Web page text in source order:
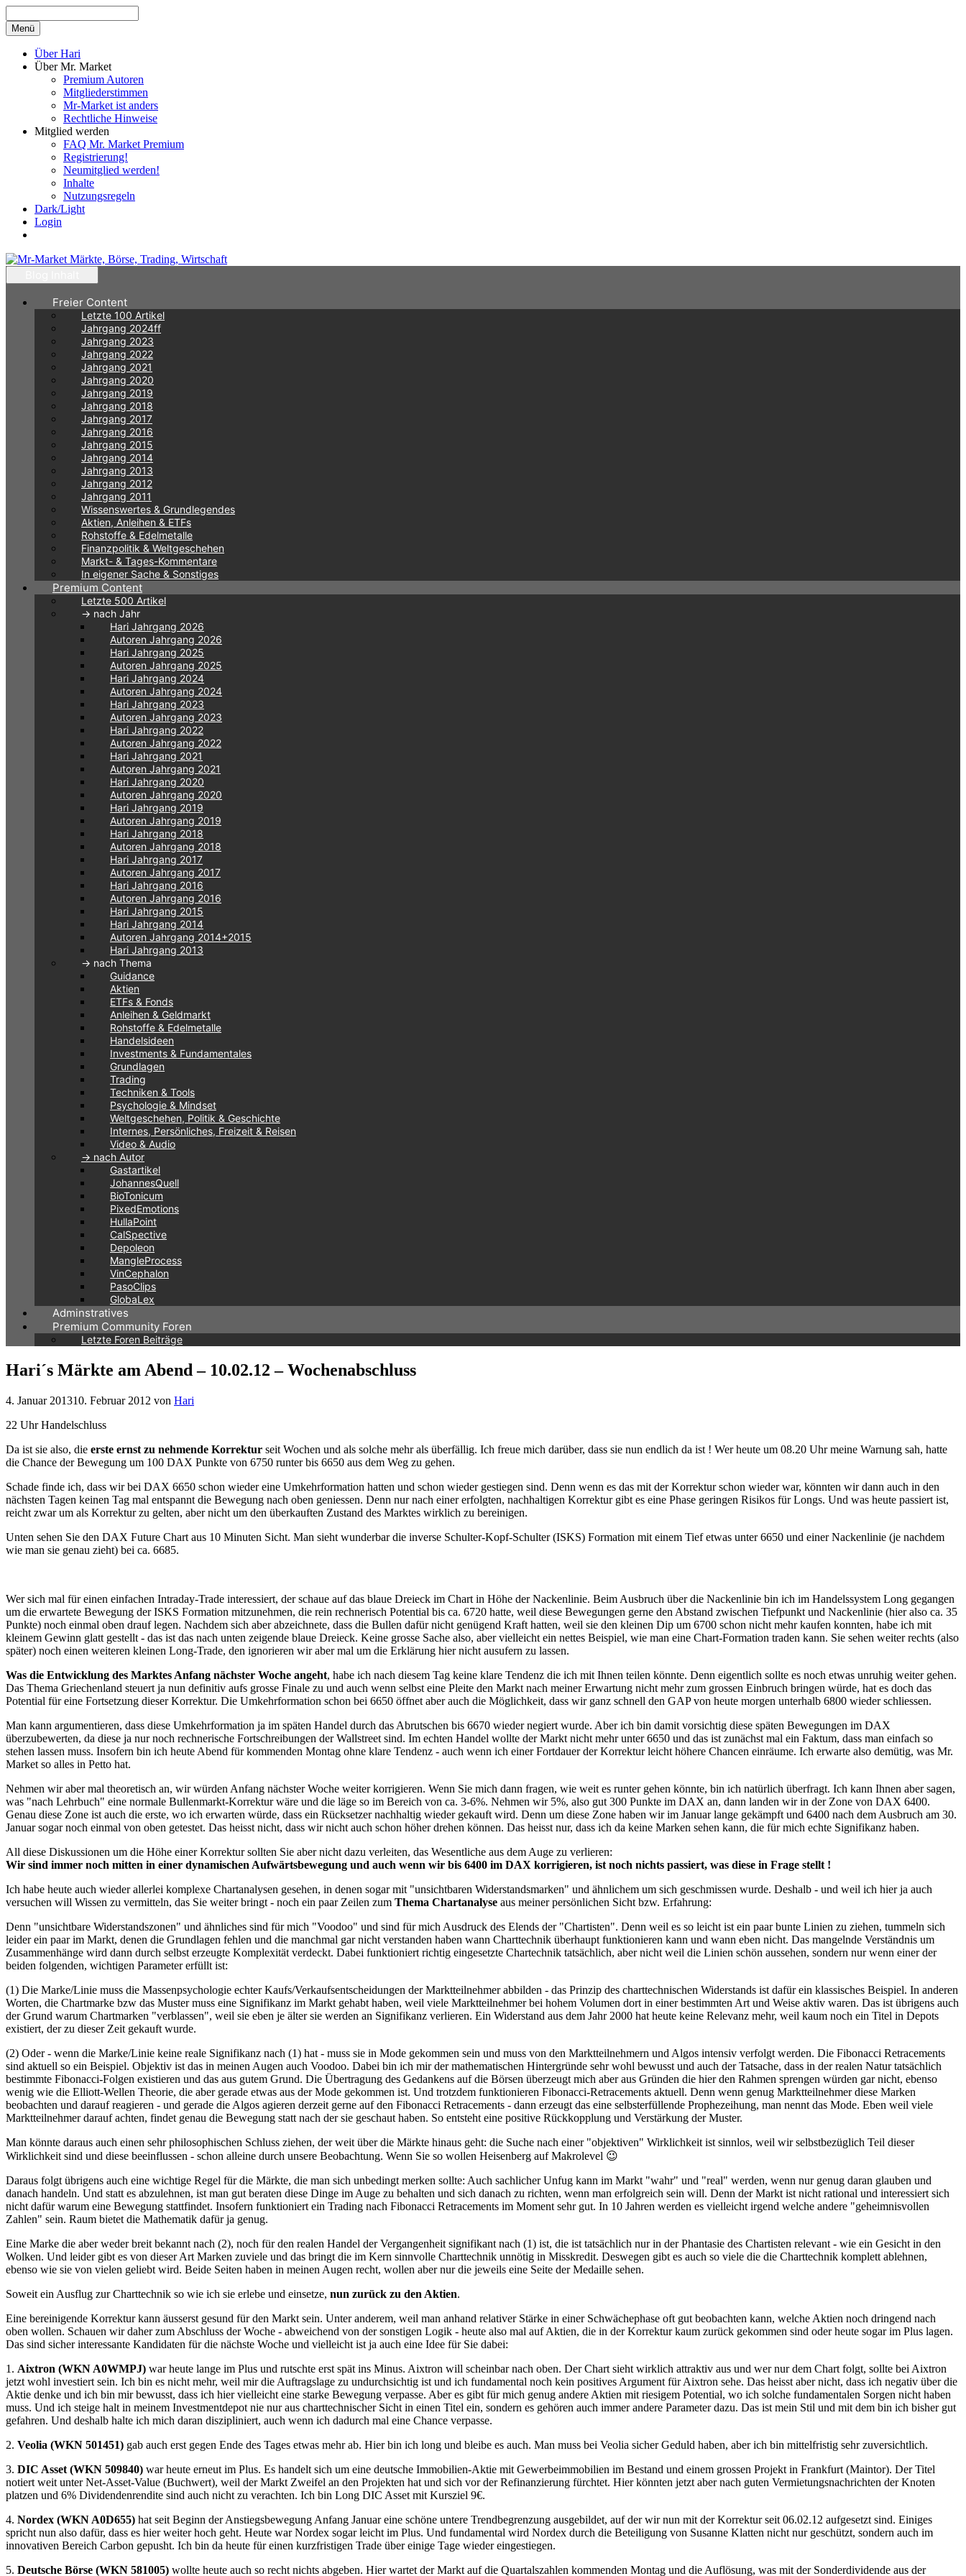
Inhalt
springen
Menü
Über Hari
Über Mr. Market
Premium Autoren
Mitgliederstimmen
Mr-Market ist anders
Rechtliche Hinweise
Mitglied werden
FAQ Mr. Market Premium
Registrierung!
Neumitglied werden!
Inhalte
Nutzungsregeln
Dark/Light
Login
Freier Content
Letzte 100 Artikel
Jahrgang 2024ff
Jahrgang 2023
Jahrgang 2022
Jahrgang 2021
Jahrgang 2020
Jahrgang 2019
Jahrgang 2018
Jahrgang 2017
Jahrgang 2016
Jahrgang 2015
Jahrgang 2014
Jahrgang 2013
Jahrgang 2012
Jahrgang 2011
Wissenswertes & Grundlegendes
Aktien, Anleihen & ETFs
Rohstoffe & Edelmetalle
Finanzpolitik & Weltgeschehen
Markt- & Tages-Kommentare
In eigener Sache & Sonstiges
Premium Content
Letzte 500 Artikel
-> nach Jahr
Hari Jahrgang 2026
Autoren Jahrgang 2026
Hari Jahrgang 2025
Autoren Jahrgang 2025
Hari Jahrgang 2024
Autoren Jahrgang 2024
Hari Jahrgang 2023
Autoren Jahrgang 2023
Hari Jahrgang 2022
Autoren Jahrgang 2022
Hari Jahrgang 2021
Autoren Jahrgang 2021
Hari Jahrgang 2020
Autoren Jahrgang 2020
Hari Jahrgang 2019
Autoren Jahrgang 2019
Hari Jahrgang 2018
Autoren Jahrgang 2018
Hari Jahrgang 2017
Autoren Jahrgang 2017
Hari Jahrgang 2016
Autoren Jahrgang 2016
Hari Jahrgang 2015
Hari Jahrgang 2014
Autoren Jahrgang 2014+2015
Hari Jahrgang 2013
-> nach Thema
Guidance
Aktien
ETFs & Fonds
Anleihen & Geldmarkt
Rohstoffe & Edelmetalle
Handelsideen
Investments & Fundamentales
Grundlagen
Trading
Techniken & Tools
Psychologie & Mindset
Weltgeschehen, Politik & Geschichte
Internes, Persönliches, Freizeit & Reisen
Video & Audio
-> nach Autor
Gastartikel
JohannesQuell
BioTonicum
PixedEmotions
HullaPoint
CalSpective
Depoleon
MangleProcess
VinCephalon
PasoClips
GlobaLex
Adminstratives
Premium Community Foren
Letzte Foren Beiträge
Hari´s Märkte am Abend – 10.02.12 – Wochenabschluss
4. Januar 201310. Februar 2012 von Hari
22 Uhr Handelschluss
Da ist sie also, die erste ernst zu nehmende Korrektur seit Wochen und als solche mehr als überfällig. Ich freue mich darüber, dass sie nun endlich da ist ! Wer heute um 08.20 Uhr meine Warnung sah, hatte
die Chance der Bewegung um 100 DAX Punkte von 6750 runter bis 6650 aus dem Weg zu gehen.
Schade finde ich, dass wir bei DAX 6650 schon wieder eine Umkehrformation hatten und schon wieder gestiegen sind. Denn wenn es das mit der Korrektur schon wieder war, könnten wir dann auch in den
nächsten Tagen keinen Tag mal entspannt die Bewegung nach oben geniessen. Denn nur nach einer erfolgten, nachhaltigen Korrektur gibt es eine Phase geringen Risikos für Longs. Und was heute passiert ist,
reicht zwar um als Korrektur zu gelten, aber nicht um den überkauften Zustand des Marktes wirklich zu bereinigen.
Unten sehen Sie den DAX Future Chart aus 10 Minuten Sicht. Man sieht wunderbar die inverse Schulter-Kopf-Schulter (ISKS) Formation mit einem Tief etwas unter 6650 und einer Nackenlinie (je nachdem
wie man sie genau zieht) bei ca. 6685.
Wer sich mal für einen einfachen Intraday-Trade interessiert, der schaue auf das blaue Dreieck im Chart in Höhe der Nackenlinie. Beim Ausbruch über die Nackenlinie bin ich im Handelssystem Long gegangen
um die erwartete Bewegung der ISKS Formation mitzunehmen, die rein rechnerisch Potential bis ca. 6720 hatte, weil diese Bewegungen gerne den Abstand zwischen Tiefpunkt und Nackenlinie (hier also ca. 35
Punkte) noch einmal oben drauf legen. Nachdem sich aber abzeichnete, dass die Bullen dafür nicht genügend Kraft hatten, weil sie den kleinen Dip um 6700 schon nicht mehr kaufen konnten, habe ich mit
kleinem Gewinn glatt gestellt - das ist das nach unten zeigende blaue Dreieck. Keine grosse Sache also, aber vielleicht ein nettes Beispiel, wie man eine Chart-Formation traden kann. Sie sehen weiter rechts (also
später) noch einen weiteren kleinen Long-Trade, den ignorieren wir aber mal um die Erklärung hier nicht ausufern zu lassen.
Was die Entwicklung des Marktes Anfang nächster Woche angeht, habe ich nach diesem Tag keine klare Tendenz die ich mit Ihnen teilen könnte. Denn eigentlich sollte es noch etwas unruhig weiter gehen.
Das Thema Griechenland steuert ja nun definitiv aufs grosse Finale zu und auch wenn selbst eine Pleite den Markt nach meiner Erwartung nicht mehr zum grossen Einbruch bringen würde, hat es doch das
Potential für eine Fortsetzung dieser Korrektur. Die Umkehrformation schon bei 6650 öffnet aber auch die Möglichkeit, dass wir ganz schnell den GAP von heute morgen unterhalb 6800 wieder schliessen.
Man kann argumentieren, dass diese Umkehrformation ja im späten Handel durch das Abrutschen bis 6670 wieder negiert wurde. Aber ich bin damit vorsichtig diese späten Bewegungen im DAX
überzubewerten, da diese ja nur noch rechnerische Fortschreibungen der Wallstreet sind. Im echten Handel wollte der Markt nicht mehr unter 6650 und das ist zunächst mal ein Faktum, dass man einfach so
stehen lassen muss. Insofern bin ich heute Abend für kommenden Montag ohne klare Tendenz - auch wenn ich einer Fortdauer der Korrektur leicht höhere Chancen einräume. Ich erwarte also demütig, was Mr.
Market so alles in Petto hat.
Nehmen wir aber mal theoretisch an, wir würden Anfang nächster Woche weiter korrigieren. Wenn Sie mich dann fragen, wie weit es runter gehen könnte, bin ich natürlich überfragt. Ich kann Ihnen aber sagen,
was "nach Lehrbuch" eine normale Bullenmarkt-Korrektur wäre und die läge so im Bereich von ca. 3-6%. Nehmen wir 5%, also gut 300 Punkte im DAX an, dann landen wir in der Zone von DAX 6400.
Genau diese Zone ist auch die erste, wo ich erwarten würde, dass ein Rücksetzer nachhaltig wieder gekauft wird. Denn um diese Zone haben wir im Januar lange gekämpft und 6400 nach dem Ausbruch am 30.
Januar sogar noch einmal von oben getestet. Das heisst nicht, dass wir nicht auch schon höher drehen können. Das heisst nur, dass ich da keine Marken sehen kann, die für mich echte Signifikanz haben.
All diese Diskussionen um die Höhe einer Korrektur sollten Sie aber nicht dazu verleiten, das Wesentliche aus dem Auge zu verlieren:
Wir sind immer noch mitten in einer dynamischen Aufwärtsbewegung und auch wenn wir bis 6400 im DAX korrigieren, ist noch nichts passiert, was diese in Frage stellt !
Ich habe heute auch wieder allerlei komplexe Chartanalysen gesehen, in denen sogar mit "unsichtbaren Widerstandsmarken" und ähnlichem um sich geschmissen wurde. Deshalb - und weil ich hier ja auch
versuchen will Wissen zu vermitteln, das Sie weiter bringt - noch ein paar Zeilen zum Thema Chartanalyse aus meiner persönlichen Sicht bzw. Erfahrung:
Denn "unsichtbare Widerstandszonen" und ähnliches sind für mich "Voodoo" und sind für mich Ausdruck des Elends der "Chartisten". Denn weil es so leicht ist ein paar bunte Linien zu ziehen, tummeln sich
leider ein paar im Markt, denen die Grundlagen fehlen und die manchmal gar nicht verstanden haben wann Charttechnik überhaupt funktionieren kann und wann eben nicht. Das mangelnde Verständnis um
Zusammenhänge wird dann durch selbst erzeugte Komplexität verdeckt. Dabei funktioniert richtig eingesetzte Chartechnik tatsächlich, aber nicht weil die Linien schön aussehen, sondern nur wenn einer der
beiden folgenden, wichtigen Parameter erfüllt ist:
(1) Die Marke/Linie muss die Massenpsychologie echter Kaufs/Verkaufsentscheidungen der Marktteilnehmer abbilden - das Prinzip des charttechnischen Widerstands ist dafür ein klassisches Beispiel. In anderen
Worten, die Chartmarke bzw das Muster muss eine Signifikanz im Markt gehabt haben, weil viele Marktteilnehmer bei hohem Volumen dort in einer bestimmten Art und Weise aktiv waren. Das ist übrigens auch
der Grund warum Chartmarken "verblassen", weil sie eben je älter sie werden an Signifikanz verlieren. Ein Widerstand aus dem Jahr 2000 hat heute keine Relevanz mehr, weil kaum noch ein Titel in Depots
existiert, der zu dieser Zeit gekauft wurde.
(2) Oder - wenn die Marke/Linie keine reale Signifikanz nach (1) hat - muss sie in Mode gekommen sein und muss von den Marktteilnehmern und Algos intensiv verfolgt werden. Die Fibonacci Retracements
sind aktuell so ein Beispiel. Objektiv ist das in meinen Augen auch Voodoo. Dabei bin ich mir der mathematischen Hintergründe sehr wohl bewusst und auch der Tatsache, dass in der realen Natur tatsächlich
bestimmte Fibonacci-Folgen existieren und das aus gutem Grund. Die Übertragung des Gedankens auf die Börsen überzeugt mich aber aus Gründen die hier den Rahmen sprengen würden gar nicht, ebenso
wenig wie die Elliott-Wellen Theorie, die aber gerade etwas aus der Mode gekommen ist. Und trotzdem funktionieren Fibonacci-Retracements aktuell. Denn wenn genug Marktteilnehmer diese Marken
beobachten und darauf reagieren - und gerade die Algos agieren derzeit gerne auf den Fibonacci Retracements - dann erzeugt das eine selbsterfüllende Prophezeihung, man nennt das Mode. Eben weil viele
Marktteilnehmer darauf achten, findet genau die Bewegung statt nach der sie geschaut haben. So entsteht eine positive Rückkopplung und Verstärkung der Muster.
Man könnte daraus auch einen sehr philosophischen Schluss ziehen, der weit über die Märkte hinaus geht: die Suche nach einer "objektiven" Wirklichkeit ist sinnlos, weil wir selbstbezüglich Teil dieser
Wirklichkeit sind und diese beeinflussen - schon alleine durch unsere Beobachtung. Wenn Sie so wollen Heisenberg auf Makrolevel 😉
Daraus folgt übrigens auch eine wichtige Regel für die Märkte, die man sich unbedingt merken sollte: Auch sachlicher Unfug kann im Markt "wahr" und "real" werden, wenn nur genug daran glauben und
danach handeln. Und statt es abzulehnen, ist man gut beraten diese Dinge im Auge zu behalten und sich danach zu richten, wenn man erfolgreich sein will. Denn der Markt ist nicht rational und interessiert sich
nicht dafür warum eine Bewegung stattfindet. Insofern funktioniert ein Trading nach Fibonacci Retracements im Moment sehr gut. In 10 Jahren werden es vielleicht irgend welche andere "geheimnisvollen
Zahlen" sein. Raum bietet die Mathematik dafür ja genug.
Eine Marke die aber weder breit bekannt nach (2), noch für den realen Handel der Vergangenheit signifikant nach (1) ist, die ist tatsächlich nur in der Phantasie des Chartisten relevant - wie ein Gesicht in den
Wolken. Und leider gibt es von dieser Art Marken zuviele und das bringt die im Kern sinnvolle Charttechnik unnötig in Misskredit. Deswegen gibt es auch so viele die die Charttechnik komplett ablehnen,
ebenso wie sie von vielen geliebt wird. Beide Seiten haben in meinen Augen recht, wollen aber nur die jeweils eine Seite der Medaille sehen.
Soweit ein Ausflug zur Charttechnik so wie ich sie erlebe und einsetze, nun zurück zu den Aktien.
Eine bereinigende Korrektur kann äusserst gesund für den Markt sein. Unter anderem, weil man anhand relativer Stärke in einer Schwächephase oft gut beobachten kann, welche Aktien noch dringend nach
oben wollen. Schauen wir daher zum Abschluss der Woche - abweichend von der sonstigen Logik - heute also mal auf Aktien, die in der Korrektur kaum zurück gekommen sind oder heute sogar im Plus lagen.
Das sind sicher interessante Kandidaten für die nächste Woche und vielleicht ist ja auch eine Idee für Sie dabei:
1. Aixtron (WKN A0WMPJ) war heute lange im Plus und rutschte erst spät ins Minus. Aixtron will scheinbar nach oben. Der Chart sieht wirklich attraktiv aus und wer nur dem Chart folgt, sollte bei Aixtron
jetzt wohl investiert sein. Ich bin es nicht mehr, weil mir die Auftragslage zu undurchsichtig ist und ich fundamental noch kein positives Argument für Aixtron sehe. Das heisst aber nicht, dass ich negativ über die
Aktie denke und ich bin mir bewusst, dass ich hier vielleicht eine starke Bewegung verpasse. Aber es gibt für mich genug andere Aktien mit riesigem Potential, wo ich solche fundamentalen Sorgen nicht haben
muss. Und ich steige halt in meinem Investmentdepot nie nur aus charttechnischer Sicht in einen Titel ein, sondern es gehören auch immer andere Parameter dazu. Das ist mein Stil und mit dem bin ich bisher gut
gefahren. Und deshalb halte ich mich daran diszipliniert, auch wenn ich dadurch mal eine Chance verpasse.
2. Veolia (WKN 501451) gab auch erst gegen Ende des Tages etwas mehr ab. Hier bin ich long und bleibe es auch. Man muss bei Veolia sicher Geduld haben, aber ich bin mittelfristig sehr zuversichtlich.
3. DIC Asset (WKN 509840) war heute erneut im Plus. Es handelt sich um eine deutsche Immobilien-Aktie mit Gewerbeimmobilien im Bestand und einem grossen Projekt in Frankfurt (Maintor). Der Titel
notiert weit unter Net-Asset-Value (Buchwert), weil der Markt Zweifel an den Projekten hat und sich vor der Refinanzierung fürchtet. Hier könnten jetzt aber nach guten Vermietungsnachrichten der Knoten
platzen und 6% Dividendenrendite sind auch nicht zu verachten. Ich bin Long DIC Asset mit Kursziel 9€.
4. Nordex (WKN A0D655) hat seit Beginn der Anstiegsbewegung Anfang Januar eine schöne untere Trendbegrenzung ausgebildet, auf der wir nun mit der Korrektur seit 06.02.12 aufgesetzt sind. Einiges
spricht nun also dafür, dass es hier weiter hoch geht. Heute war Nordex sogar leicht im Plus. Und fundamental wird Nordex durch die Beteiligung von Susanne Klatten nicht nur geschützt, sondern auch im
innovativen Bereich Carbon gepusht. Ich bin da heute für einen kurzfristigen Trade über einige Tage wieder eingestiegen.
5. Deutsche Börse (WKN 581005) wollte heute auch so recht nichts abgeben. Hier wartet der Markt auf die Quartalszahlen kommenden Montag und die Auflösung, was mit der Sonderdividende aus der